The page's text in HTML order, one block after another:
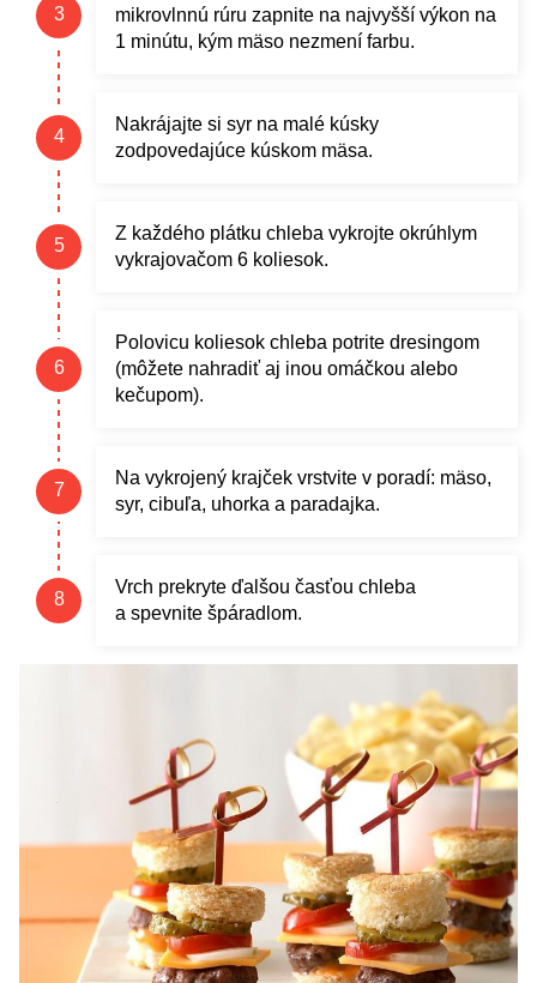
mikrovlnnú rúru zapnite na najvyšší výkon na
1 minútu, kým mäso nezmení farbu.
Nakrájajte si syr na malé kúsky
zodpovedajúce kúskom mäsa.
Z každého plátku chleba vykrojte okrúhlym
vykrajovačom 6 koliesok.
Polovicu koliesok chleba potrite dresingom
(môžete nahradiť aj inou omáčkou alebo
kečupom).
Na vykrojený krajček vrstvite v poradí: mäso,
syr, cibuľa, uhorka a paradajka.
Vrch prekryte ďalšou časťou chleba
a spevnite špáradlom.